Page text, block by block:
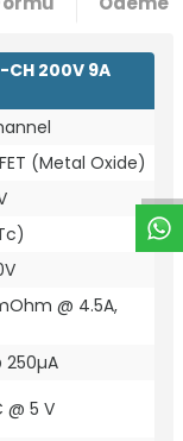
CH 200V 9A
(Metal Oxide)
@ 4.5A,
250µA
@ 5 V